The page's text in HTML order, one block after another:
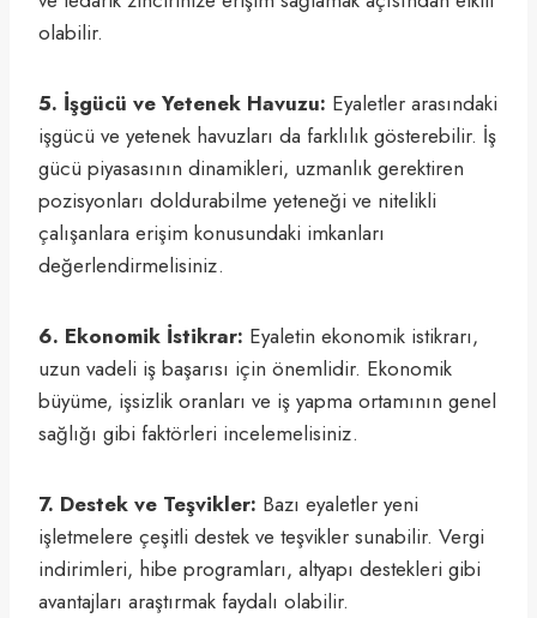
olabilir.
5. İşgücü ve Yetenek Havuzu: Eyaletler arasındaki
işgücü ve yetenek havuzları da farklılık gösterebilir. İş
gücü piyasasının dinamikleri, uzmanlık gerektiren
pozisyonları doldurabilme yeteneği ve nitelikli
çalışanlara erişim konusundaki imkanları
değerlendirmelisiniz.
6. Ekonomik İstikrar: Eyaletin ekonomik istikrarı,
uzun vadeli iş başarısı için önemlidir. Ekonomik
büyüme, işsizlik oranları ve iş yapma ortamının genel
sağlığı gibi faktörleri incelemelisiniz.
7. Destek ve Teşvikler: Bazı eyaletler yeni
işletmelere çeşitli destek ve teşvikler sunabilir. Vergi
indirimleri, hibe programları, altyapı destekleri gibi
avantajları araştırmak faydalı olabilir.